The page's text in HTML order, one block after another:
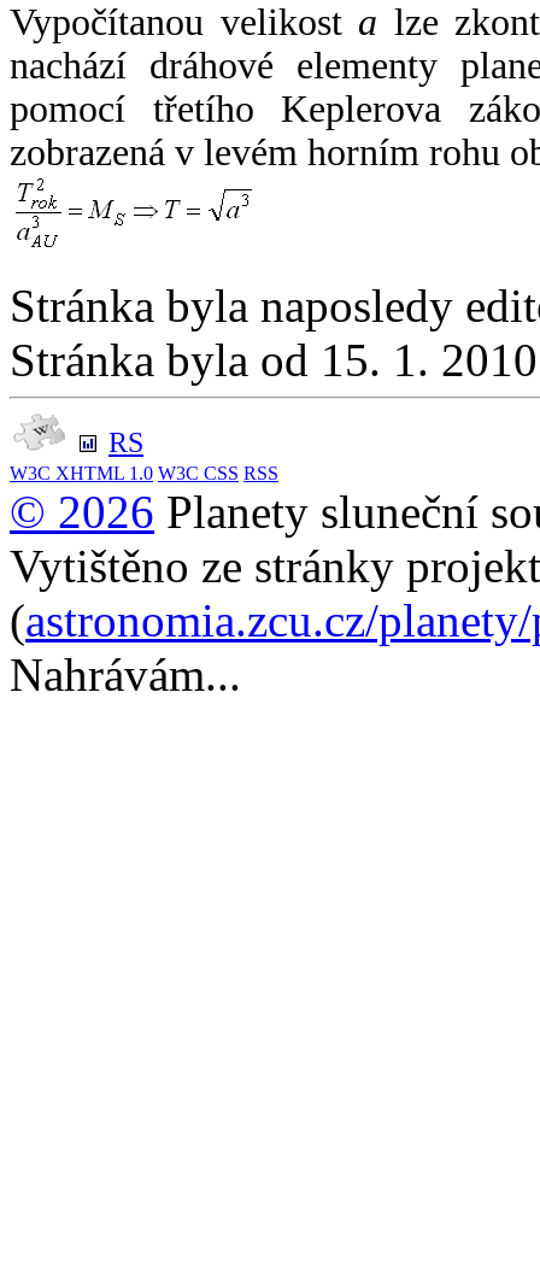
Vypočítanou velikost a lze
nachází dráhové elementy
pomocí třetího Keplerova
zobrazená v levém horním rohu
Stránka byla naposledy
Stránka byla od 15. 1.
RS
W3C XHTML 1.0 W3C CSS RSS
© 2026 Planety sluneční
Vytištěno ze stránky
(astronomia.zcu.cz/
Nahrávám...